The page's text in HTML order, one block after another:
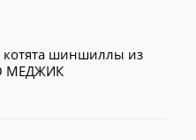
котята шиншиллы из
МЕДЖИК